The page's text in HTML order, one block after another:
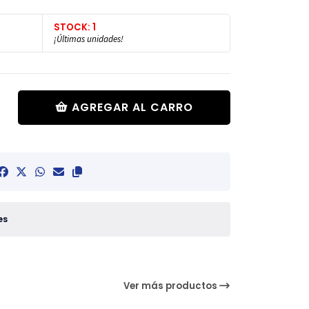
STOCK: 1
¡Últimas unidades!
AGREGAR AL CARRO
Ver más productos